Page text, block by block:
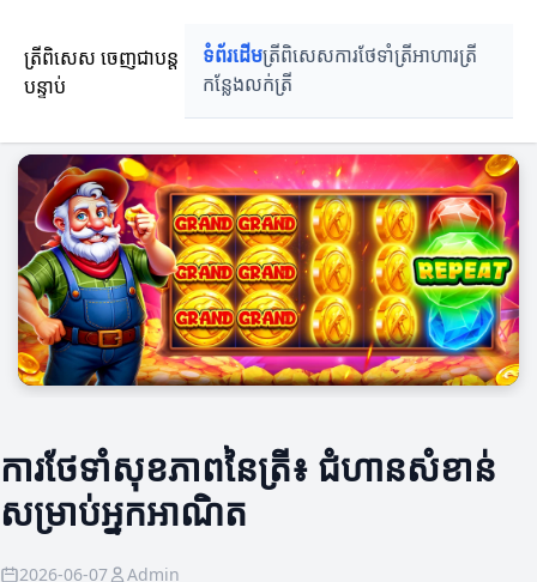
ត្រីពិសេស ចេញជាបន្ត
បន្ទាប់
ទំព័រដើមត្រីពិសេសការថែទាំត្រីអាហារត្រី
កន្លែងលក់ត្រី
ការថែទាំសុខភាពនៃត្រី៖ ជំហានសំខាន់
សម្រាប់អ្នកអាណិត
2026-06-07 Admin